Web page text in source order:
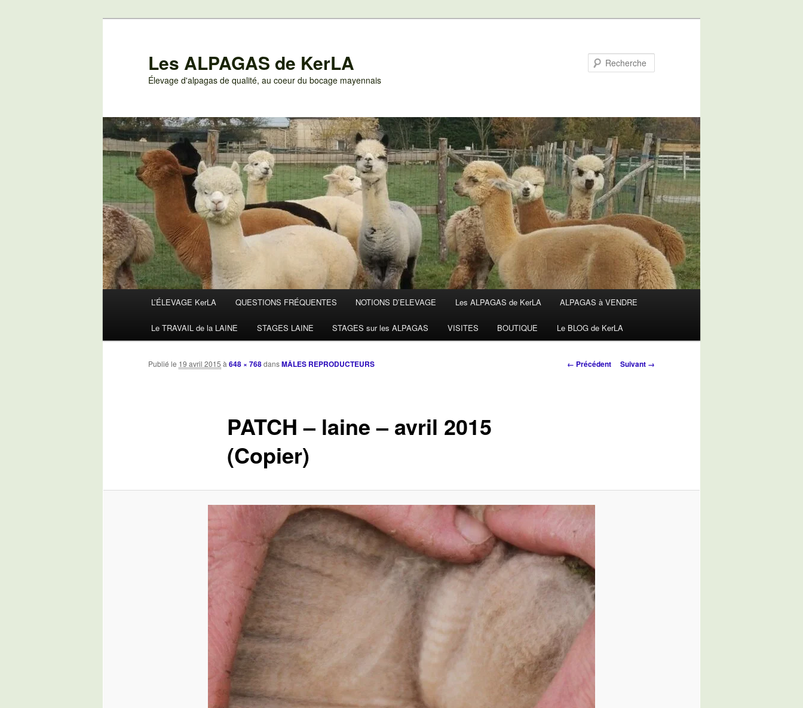
Les ALPAGAS de KerLA
Élevage d'alpagas de qualité, au coeur du bocage mayennais
L’ÉLEVAGE KerLA QUESTIONS FRÉQUENTES NOTIONS D’ELEVAGE Les ALPAGAS de KerLA ALPAGAS à VENDRE
Le TRAVAIL de la LAINE STAGES LAINE STAGES sur les ALPAGAS VISITES BOUTIQUE Le BLOG de KerLA
Navigation
← Précédent Suivant →
PATCH – laine – avril 2015
(Copier)
Publié le 19 avril 2015 à648 × 768dansMÂLES REPRODUCTEURS